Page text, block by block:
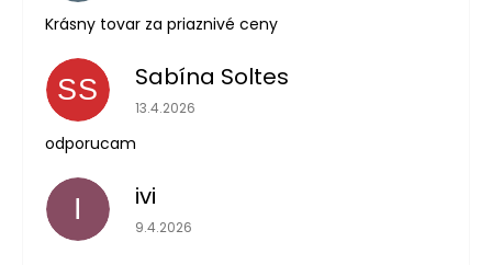
Krásny tovar za priaznivé ceny
SS Sabína Soltes
Hodnotenie obchodu je 5 z 5 hviezdičiek.
13.4.2026
odporucam
I ivi
Hodnotenie obchodu je 5 z 5 hviezdičiek.
9.4.2026